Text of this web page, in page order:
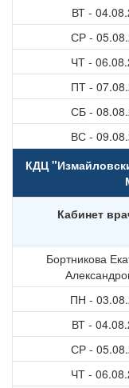
ВТ -
СР -
ЧТ -
ПТ -
СБ -
ВС -
КДЦ
Кабинет
Бортникова
ПН -
ВТ -
СР -
ЧТ -